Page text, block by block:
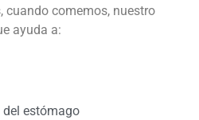
cuando comemos, nuestro
ayuda a:
estómago